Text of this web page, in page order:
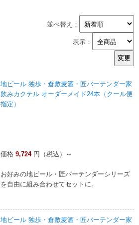
並べ替え：
表示：
地ビール 独歩・倉敷麦酒・匠バーテンダー家
飲みカクテル オーダーメイド24本（クール便
指定）
価格 9,724円（税込）～
お好みの地ビール・匠バーテンダーシリーズ
を自由に組み合わせてセットに。
地ビール 独歩・倉敷麦酒・匠バーテンダー家